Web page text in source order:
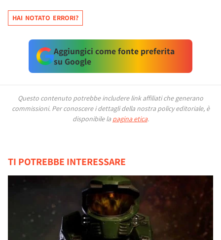
HAI NOTATO ERRORI?
Aggiungici come fonte preferita
su Google
Questo contenuto potrebbe includere link affiliati che generano
commissioni. Per conoscere i dettagli della nostra policy editoriale, è
disponibile la pagina etica.
TI POTREBBE INTERESSARE